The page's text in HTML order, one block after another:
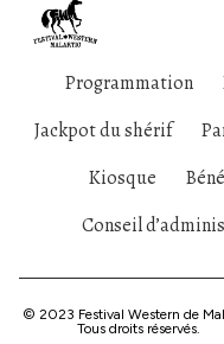
Programmation
Jackpot du shérif
Kiosque
Conseil
© 2023 Festival Western de
Tous droits réservés.